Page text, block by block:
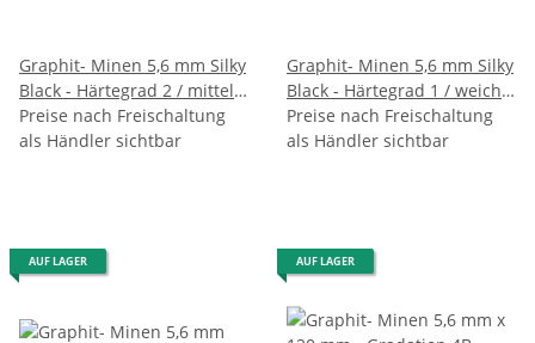
Graphit- Minen 5,6 mm Silky
Black - Härtegrad 2 / mittel -
im 6er Pack
Preise nach Freischaltung
als Händler sichtbar
Graphit- Minen 5,6 mm Silky
Black - Härtegrad 1 / weich -
im 6er Pack
Preise nach Freischaltung
als Händler sichtbar
AUF LAGER AUF LAGER